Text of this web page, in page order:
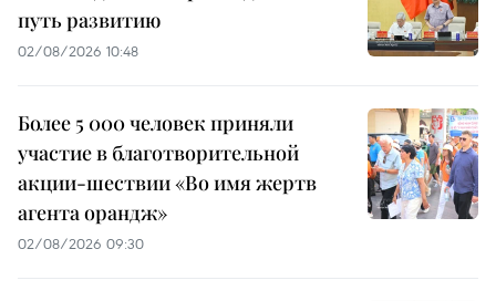
путь развитию
02/08/2026 10:48
Более 5 000 человек приняли
участие в благотворительной
акции-шествии «Во имя жертв
агента орандж»
02/08/2026 09:30